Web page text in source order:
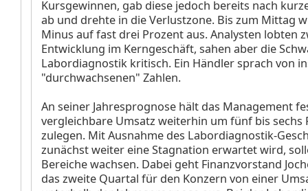
Kursgewinnen, gab diese jedoch bereits nach
ab und drehte in die Verlustzone. Bis zum Mittag
Minus auf fast drei Prozent aus. Analysten lobten
Entwicklung im Kerngeschäft, sahen aber die
Labordiagnostik kritisch. Ein Händler sprach von
"durchwachsenen" Zahlen.
An seiner Jahresprognose hält das Management
vergleichbare Umsatz weiterhin um fünf bis sechs
zulegen. Mit Ausnahme des Labordiagnostik-
zunächst weiter eine Stagnation erwartet wird,
Bereiche wachsen. Dabei geht Finanzvorstand
das zweite Quartal für den Konzern von einer